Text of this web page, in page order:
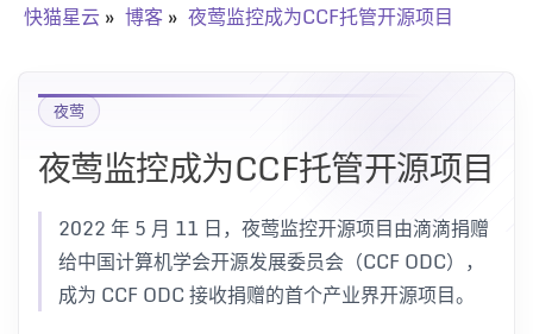
快猫星云 博客 夜莺监控成为CCF托管开源项目
夜莺
夜莺监控成为CCF托管开源项目
2022 年 5 月 11 日，夜莺监控开源项目由滴滴捐赠
给中国计算机学会开源发展委员会（CCF ODC），
成为 CCF ODC 接收捐赠的首个产业界开源项目。